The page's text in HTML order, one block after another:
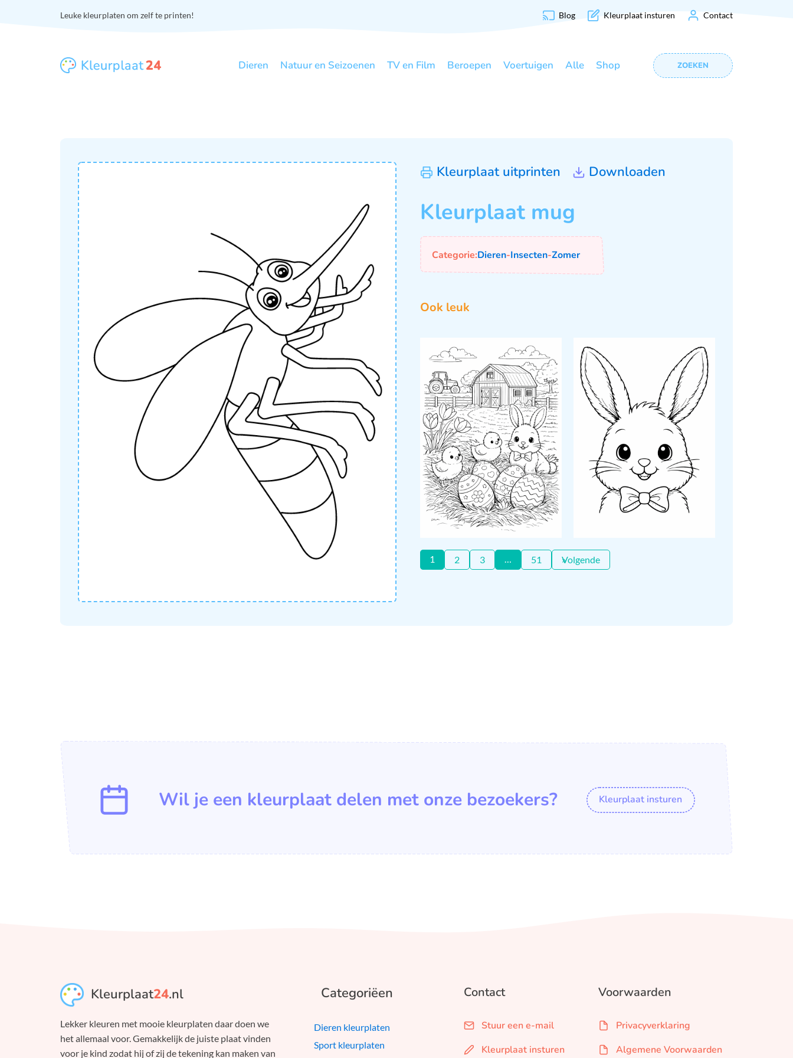
Leuke kleurplaten om zelf te printen! Blog Kleurplaat insturen Contact
Dieren Natuur en Seizoenen TV en Film Beroepen Voertuigen Alle Shop ZOEKEN
Kleurplaat uitprinten Downloaden
Kleurplaat mug
Categorie:Dieren-Insecten-Zomer
Ook leuk
1 2 3 … 51 Volgende »
Wil je een kleurplaat delen met onze bezoekers? Kleurplaat insturen
Kleurplaat24.nl
Lekker kleuren met mooie kleurplaten daar doen we
het allemaal voor. Gemakkelijk de juiste plaat vinden
voor je kind zodat hij of zij de tekening kan maken van
Categoriëen
Dieren kleurplaten
Sport kleurplaten
Contact
Stuur een e-mail
Kleurplaat insturen
Voorwaarden
Privacyverklaring
Algemene Voorwaarden